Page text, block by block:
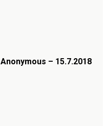
Anonymous – 15.7.2018